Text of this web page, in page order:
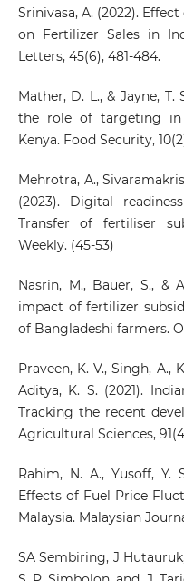
Srinivasa, A. (2022).
on Fertilizer Sales in
Letters, 45(6), 481-484.
Mather, D. L., & Jayne, T.
the role of targeting in
Kenya. Food Security,
Mehrotra, A.,
(2023). Digital
Transfer of fertiliser
Weekly. (45-53)
Nasrin, M., Bauer, S., &
impact of fertilizer
of Bangladeshi farmers.
Praveen, K. V., Singh, A.,
Aditya, K. S. (2021).
Tracking the recent
Agricultural Sciences,
Rahim, N. A., Yusoff, Y.
Effects of Fuel Price
Malaysia. Malaysian
SA Sembiring, J